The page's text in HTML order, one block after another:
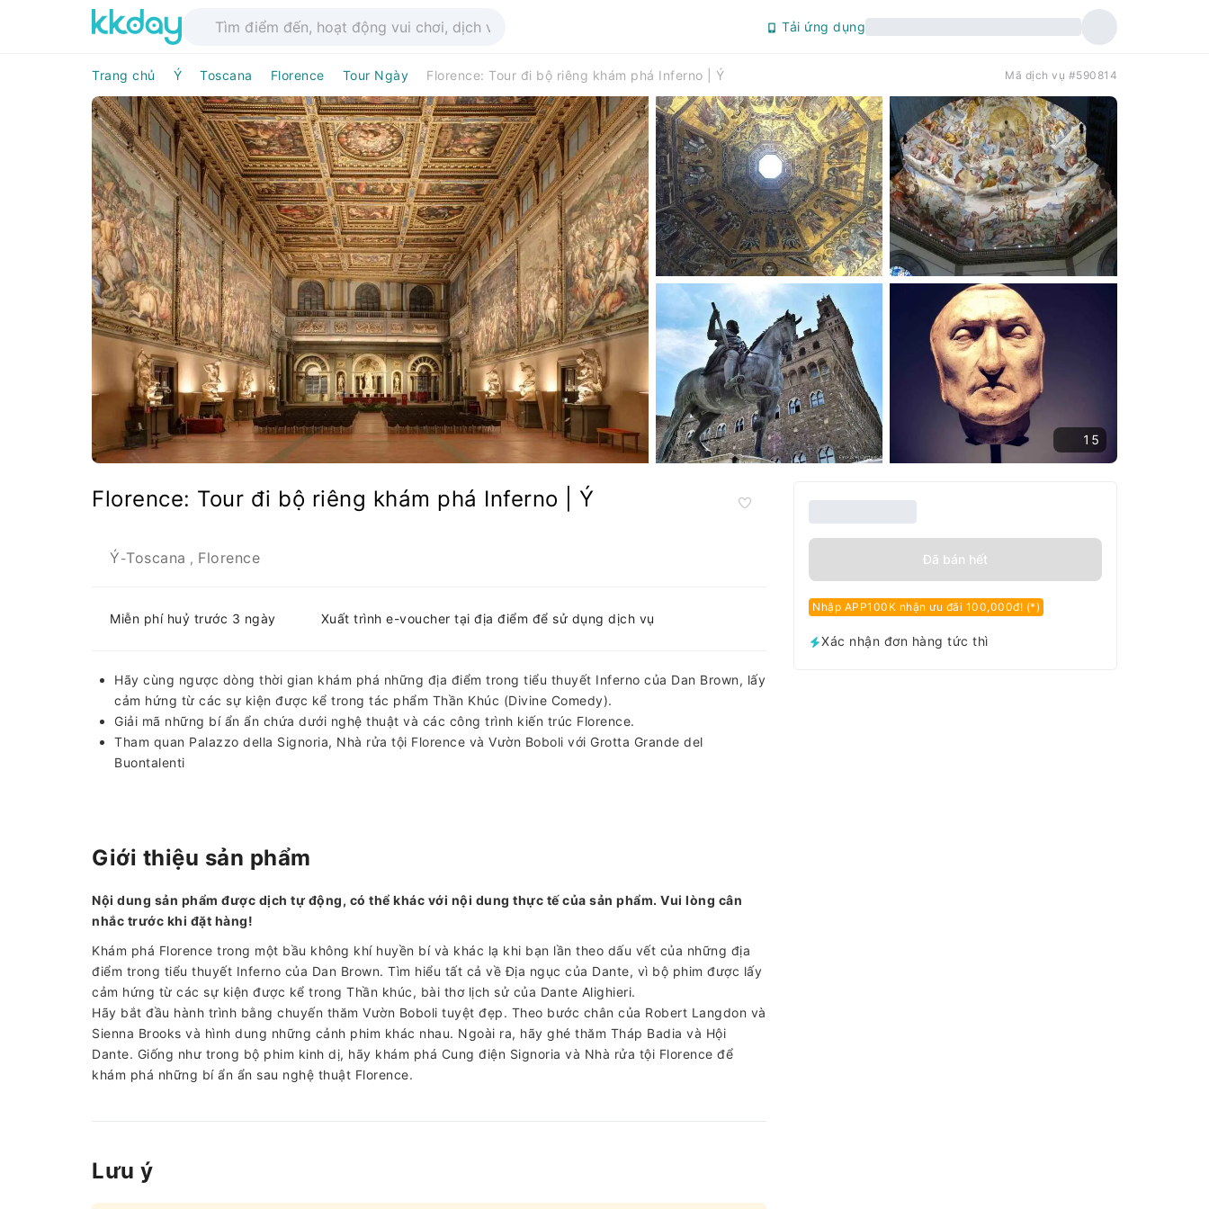
Tải ứng dụng
Trang chủ Ý Toscana Florence Tour Ngày Florence: Tour đi bộ riêng khám phá Inferno | Ý Mã dịch vụ #590814
15
Florence: Tour đi bộ riêng khám phá Inferno | Ý
Ý-Toscana , Florence
Miễn phí huỷ trước 3 ngày Xuất trình e-voucher tại địa điểm để sử dụng dịch vụ
Hãy cùng ngược dòng thời gian khám phá những địa điểm trong tiểu thuyết Inferno của Dan Brown, lấy
cảm hứng từ các sự kiện được kể trong tác phẩm Thần Khúc (Divine Comedy).
Giải mã những bí ẩn ẩn chứa dưới nghệ thuật và các công trình kiến ​​trúc Florence.
Tham quan Palazzo della Signoria, Nhà rửa tội Florence và Vườn Boboli với Grotta Grande del
Buontalenti
Đã bán hết
Nhập APP100K nhận ưu đãi 100,000đ! (*)
Xác nhận đơn hàng tức thì
Giới thiệu sản phẩm
Nội dung sản phẩm được dịch tự động, có thể khác với nội dung thực tế của sản phẩm. Vui lòng cân
nhắc trước khi đặt hàng!
Khám phá Florence trong một bầu không khí huyền bí và khác lạ khi bạn lần theo dấu vết của những địa
điểm trong tiểu thuyết Inferno của Dan Brown. Tìm hiểu tất cả về Địa ngục của Dante, vì bộ phim được lấy
cảm hứng từ các sự kiện được kể trong Thần khúc, bài thơ lịch sử của Dante Alighieri.
Hãy bắt đầu hành trình bằng chuyến thăm Vườn Boboli tuyệt đẹp. Theo bước chân của Robert Langdon và
Sienna Brooks và hình dung những cảnh phim khác nhau. Ngoài ra, hãy ghé thăm Tháp Badia và Hội
Dante. Giống như trong bộ phim kinh dị, hãy khám phá Cung điện Signoria và Nhà rửa tội Florence để
khám phá những bí ẩn ẩn sau nghệ thuật Florence.
Lưu ý